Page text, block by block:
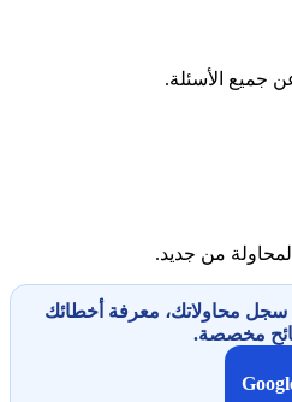
جميع الأسئلة.
من جديد.
محاولاتك، معرفة أخطائك
مخصصة.